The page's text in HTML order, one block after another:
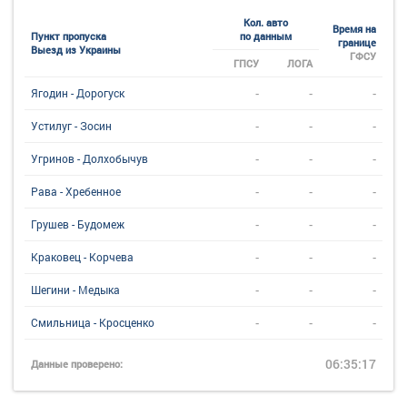
Пункт пропуска
Выезд из Украины
Кол. авто
по данным
Время на
границе
ГФСУ
ГПСУ ЛОГА
Ягодин - Дорогуск - - -
Устилуг - Зосин - - -
Угринов - Долхобычув - - -
Рава - Хребенное - - -
Грушев - Будомеж - - -
Краковец - Корчева - - -
Шегини - Медыка - - -
Смильница - Кросценко - - -
Данные проверено: 06:35:17